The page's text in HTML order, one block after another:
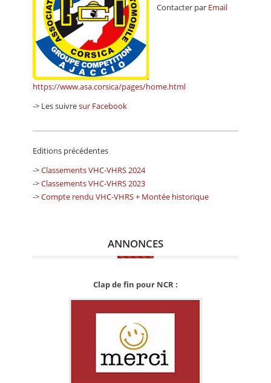
Contacter par Email
https://www.asa.corsica/pages/home.html
-> Les suivresur Facebook
Editions précédentes
->Classements VHC-VHRS 2024
->Classements VHC-VHRS 2023
->Compte rendu VHC-VHRS + Montée historique
ANNONCES
Clap de fin pour NCR :